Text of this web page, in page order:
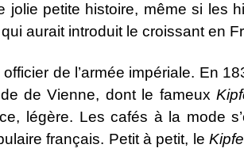
jolie petite histoire, même si les
aurait introduit le croissant en
de l’armée impériale. En
de Vienne, dont le fameux
légère. Les cafés à la mode
français. Petit à petit, le